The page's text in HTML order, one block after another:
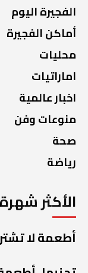
الفجيرة اليوم
أماكن الفجيرة
محليات
اماراتيات
اخبار عالمية
منوعات وفن
صحة
رياضة
الأكثر شهرة
أطعمة لا